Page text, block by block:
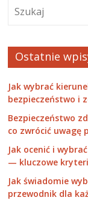
Ostatnie
Jak wybrać
bezpieczeństwo i
Bezpieczeństwo
co zwrócić uwagę
Jak ocenić i
— kluczowe
Jak świadomie
przewodnik dla